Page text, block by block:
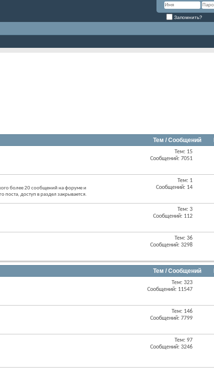
Запомнить?
Тем / Сообщений
Тем: 15
Сообщений: 7051
более 20 сообщений на форуме и
поста, доступ в раздел закрывается.
Тем: 1
Сообщений: 14
Тем: 3
Сообщений: 112
Тем: 36
Сообщений: 3298
Тем / Сообщений
Тем: 323
Сообщений: 11547
Тем: 146
Сообщений: 7799
Тем: 97
Сообщений: 3246